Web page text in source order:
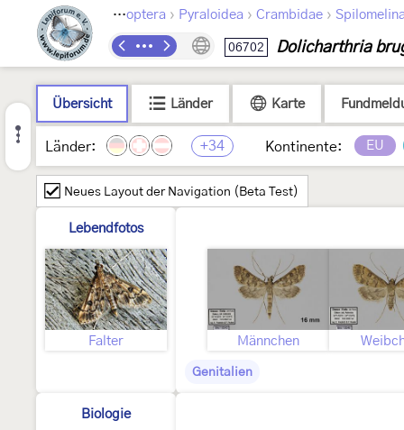
Lepidoptera › Pyraloidea › Crambidae ›
06702 Dolicharthria
Übersicht Länder Karte
Länder: +34 Kontinente: EU
Neues Layout der Navigation (Beta Test)
Lebendfotos
Falter Männchen
Genitalien
Biologie